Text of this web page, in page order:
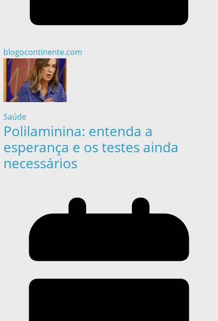
blogocontinente.com
Saúde
Polilaminina: entenda a
esperança e os testes ainda
necessários